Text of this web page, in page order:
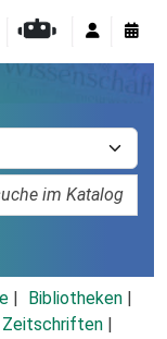
Bibliotheken
Zeitschriften